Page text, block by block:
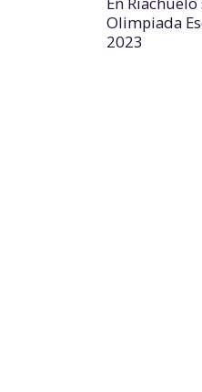
Olimpiada
2023